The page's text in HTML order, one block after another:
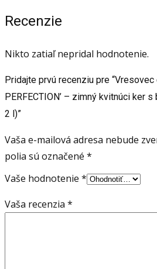
Recenzie
Nikto zatiaľ nepridal hodnotenie.
Pridajte prvú recenziu pre “Vresovec
PERFECTION’ – zimný kvitnúci ker
2 l)”
Vaša e-mailová adresa nebude
polia sú označené *
Vaše hodnotenie *
Vaša recenzia *